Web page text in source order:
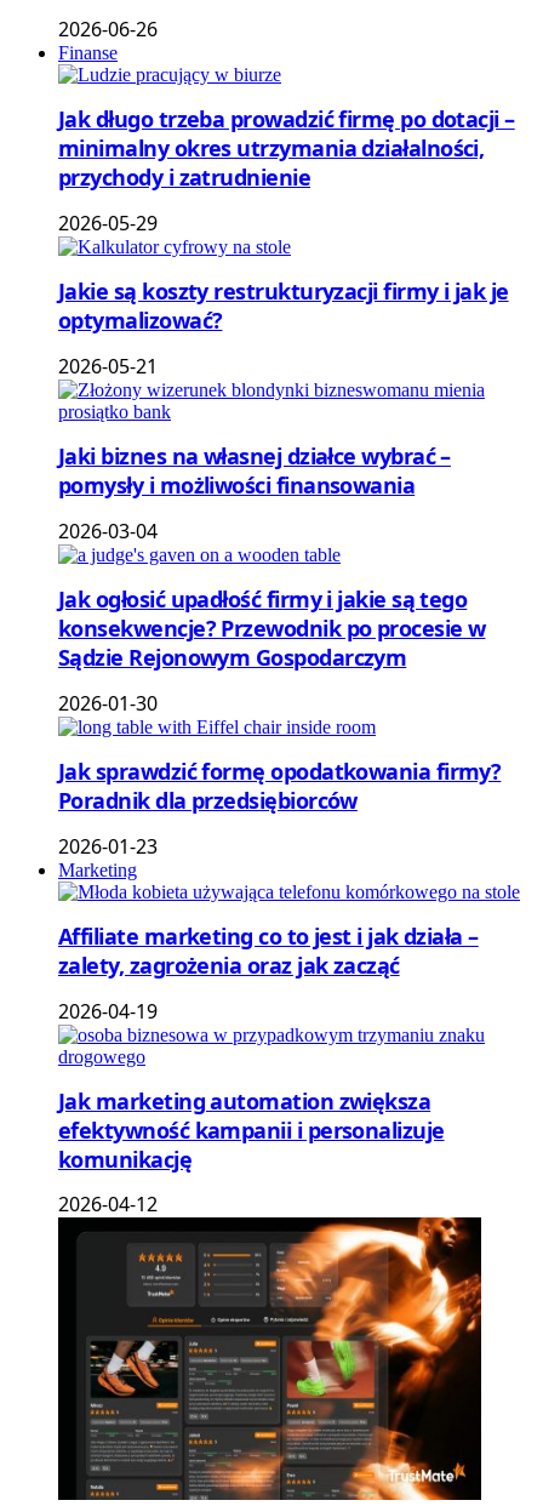
2026-06-26
Finanse
Jak długo trzeba prowadzić firmę po dotacji –
minimalny okres utrzymania działalności,
przychody i zatrudnienie
2026-05-29
Jakie są koszty restrukturyzacji firmy i jak je
optymalizować?
2026-05-21
Jaki biznes na własnej działce wybrać –
pomysły i możliwości finansowania
2026-03-04
Jak ogłosić upadłość firmy i jakie są tego
konsekwencje? Przewodnik po procesie w
Sądzie Rejonowym Gospodarczym
2026-01-30
Jak sprawdzić formę opodatkowania firmy?
Poradnik dla przedsiębiorców
2026-01-23
Marketing
Affiliate marketing co to jest i jak działa –
zalety, zagrożenia oraz jak zacząć
2026-04-19
Jak marketing automation zwiększa
efektywność kampanii i personalizuje
komunikację
2026-04-12